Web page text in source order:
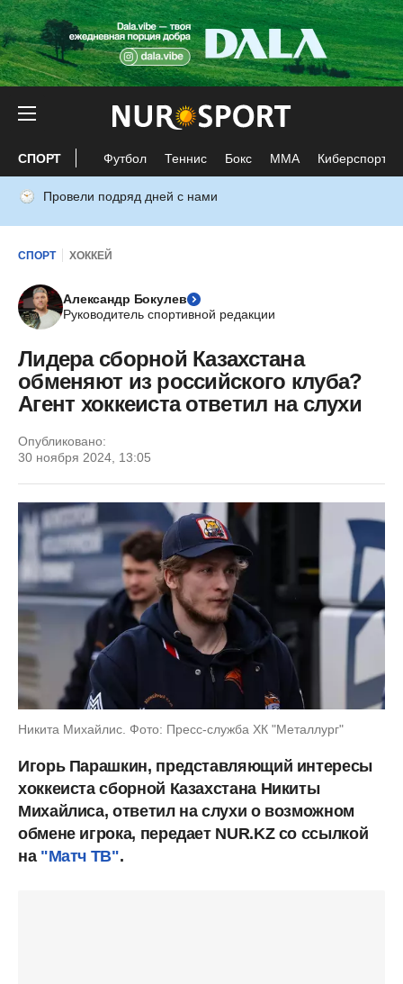
СПОРТ Футбол Теннис Бокс ММА Киберспорт
Провели подряд дней с нами
СПОРТ ХОККЕЙ
Александр Бокулев
Руководитель спортивной редакции
Лидера сборной Казахстана
обменяют из российского клуба?
Агент хоккеиста ответил на слухи
Опубликовано:
30 ноября 2024, 13:05
Никита Михайлис. Фото: Пресс-служба ХК "Металлург"
Игорь Парашкин, представляющий интересы
хоккеиста сборной Казахстана Никиты
Михайлиса, ответил на слухи о возможном
обмене игрока, передает NUR.KZ со ссылкой
на "Матч ТВ".